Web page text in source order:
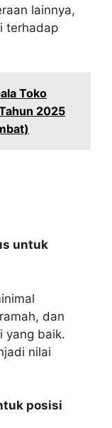
lainnya,
terhadap
Toko
2025
untuk
dan
yang baik.
nilai
posisi